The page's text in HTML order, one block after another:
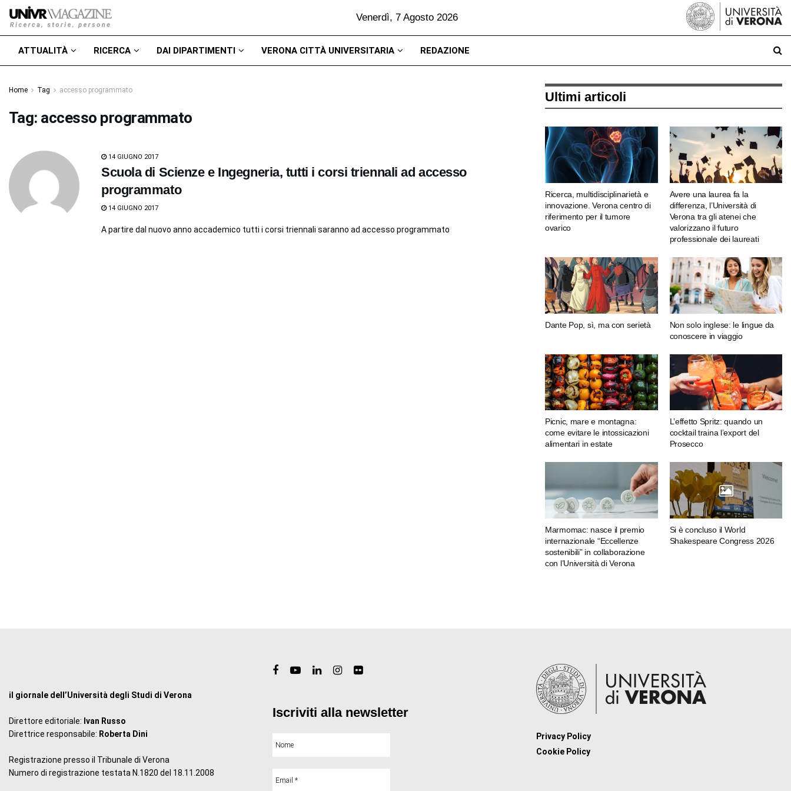
Venerdì, 7 Agosto 2026
ATTUALITÀ RICERCA DAI DIPARTIMENTI VERONA CITTÀ UNIVERSITARIA REDAZIONE
Home Tag accesso programmato
Tag: accesso programmato
14 GIUGNO 2017
Scuola di Scienze e Ingegneria, tutti i corsi triennali ad accesso
programmato
14 GIUGNO 2017
A partire dal nuovo anno accademico tutti i corsi triennali saranno ad accesso programmato
Ultimi articoli
Ricerca, multidisciplinarietà e
innovazione. Verona centro di
riferimento per il tumore
ovarico
Avere una laurea fa la
differenza, l’Università di
Verona tra gli atenei che
valorizzano il futuro
professionale dei laureati
Dante Pop, sì, ma con serietà
Non solo inglese: le lingue da
conoscere in viaggio
Picnic, mare e montagna:
come evitare le intossicazioni
alimentari in estate
L’effetto Spritz: quando un
cocktail traina l’export del
Prosecco
Marmomac: nasce il premio
internazionale “Eccellenze
sostenibili” in collaborazione
con l’Università di Verona
Si è concluso il World
Shakespeare Congress 2026
il giornale dell’Università degli Studi di Verona
Direttore editoriale: Ivan Russo
Direttrice responsabile: Roberta Dini
Registrazione presso il Tribunale di Verona
Numero di registrazione testata N.1820 del 18.11.2008
Iscriviti alla newsletter
Privacy Policy
Cookie Policy